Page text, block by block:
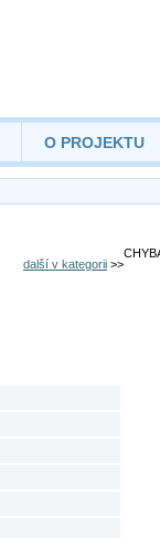
O PROJEKTU
další v kategorii >>